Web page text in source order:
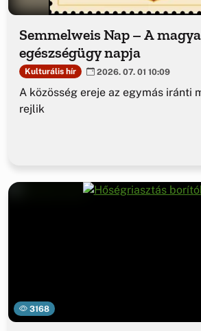
Semmelweis Nap – A
egészségügy napja
Kulturális hír 2026. 07. 01 10:09
A közösség ereje az egymás iránti
rejlik
3168